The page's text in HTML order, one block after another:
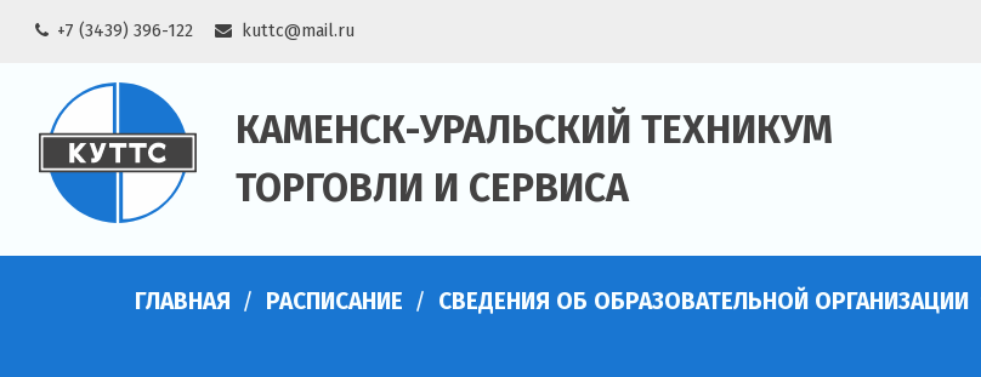
Skip
content
+7 (3439) 396-122 kuttc@mail.ru
КАМЕНСК-УРАЛЬСКИЙ ТЕХНИКУМ
ТОРГОВЛИ И СЕРВИСА
ГЛАВНАЯ РАСПИСАНИЕ СВЕДЕНИЯ ОБ ОБРАЗОВАТЕЛЬНОЙ ОРГАНИЗАЦИИ